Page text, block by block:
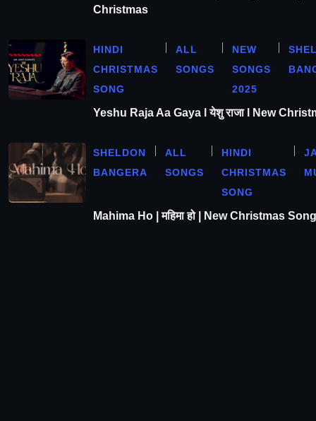
Christmas
HINDI
CHRISTMAS
SONG
ALL
SONGS
NEW
SONGS
2025
Yeshu Raja Aa Gaya l येशु राजा l New
SHELDON
BANGERA
ALL
SONGS
HINDI
CHRISTMAS
SONG
Mahima Ho | महिमा हो | New Christmas Song